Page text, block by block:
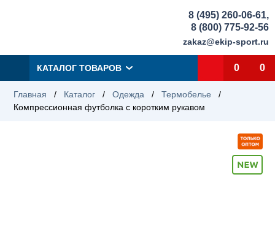
8 (495) 260-06-61,
8 (800) 775-92-56
zakaz@ekip-sport.ru
КАТАЛОГ ТОВАРОВ 0 0
Главная / Каталог / Одежда / Термобелье
/
Компрессионная футболка с коротким рукавом